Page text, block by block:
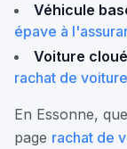
Véhicule
épave à
Voiture
rachat de
En Essonne,
page rachat de